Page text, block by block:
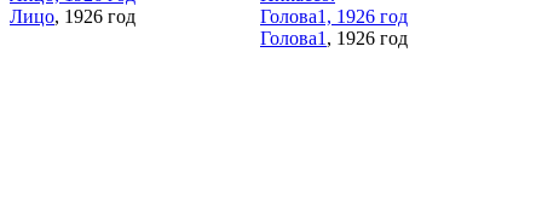
Лицо, 1926 год
Голова1 , 1926 год